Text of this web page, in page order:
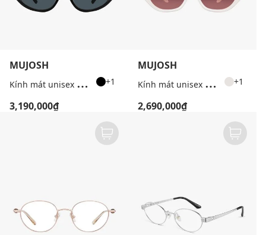
MUJOSH
K
ính mát unisex gọng mắt mèo +1
3,190,000₫
MUJOSH
K
ính mát unisex gọng mắt mèo thời trang +1
2,690,000₫